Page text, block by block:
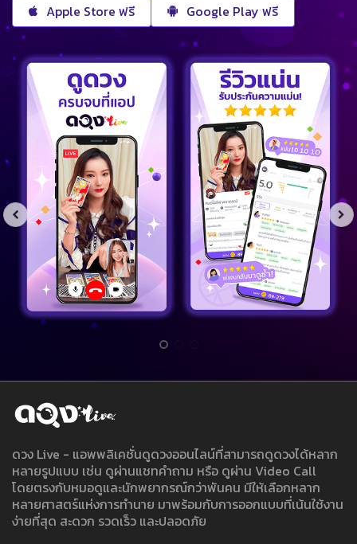
Apple Store ฟรี Google Play ฟรี
ดวง Live - แอพพลิเคชั่นดูดวงออนไลน์ที่สามารถดูดวงได้หลาก
หลายรูปแบบ เช่น ดูผ่านแชทคำถาม หรือ ดูผ่าน Video Call
โดยตรงกับหมอดูและนักพยากรณ์กว่าพันคน มีให้เลือกหลาก
หลายศาสตร์แห่งการทำนาย มาพร้อมกับการออกแบบที่เน้นใช้งาน
ง่ายที่สุด สะดวก รวดเร็ว และปลอดภัย